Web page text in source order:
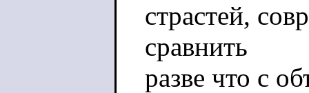
страстей,
сравнить
разве что с